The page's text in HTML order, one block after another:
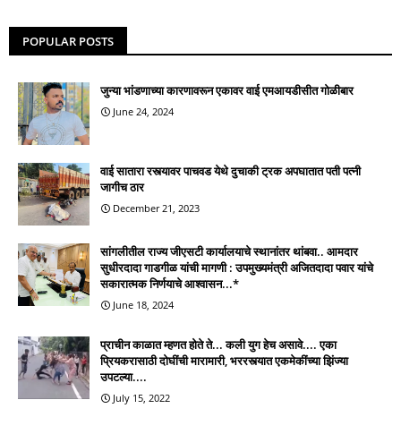
POPULAR POSTS
जुन्या भांडणाच्या कारणावरून एकावर वाई एमआयडीसीत गोळीबार
June 24, 2024
वाई सातारा रस्त्यावर पाचवड येथे दुचाकी ट्रक अपघातात पती पत्नी
जागीच ठार
December 21, 2023
सांगलीतील राज्य जीएसटी कार्यालयाचे स्थानांतर थांबवा.. आमदार
सुधीरदादा गाडगीळ यांची मागणी : उपमुख्यमंत्री अजितदादा पवार यांचे
सकारात्मक निर्णयाचे आश्वासन...*
June 18, 2024
प्राचीन काळात म्हणत होते ते... कली युग हेच असावे.... एका
प्रियकरासाठी दोघींची मारामारी, भररस्त्यात एकमेकींच्या झिंज्या
उपटल्या....
July 15, 2022